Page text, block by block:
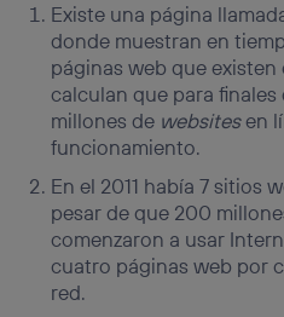
Existe una página
donde muestran en
páginas web que existen
calculan que para finales
millones de websitesen
funcionamiento.
En el 2011 había 7 sitios
pesar de que 200
comenzaron a usar
cuatro páginas web por
red.